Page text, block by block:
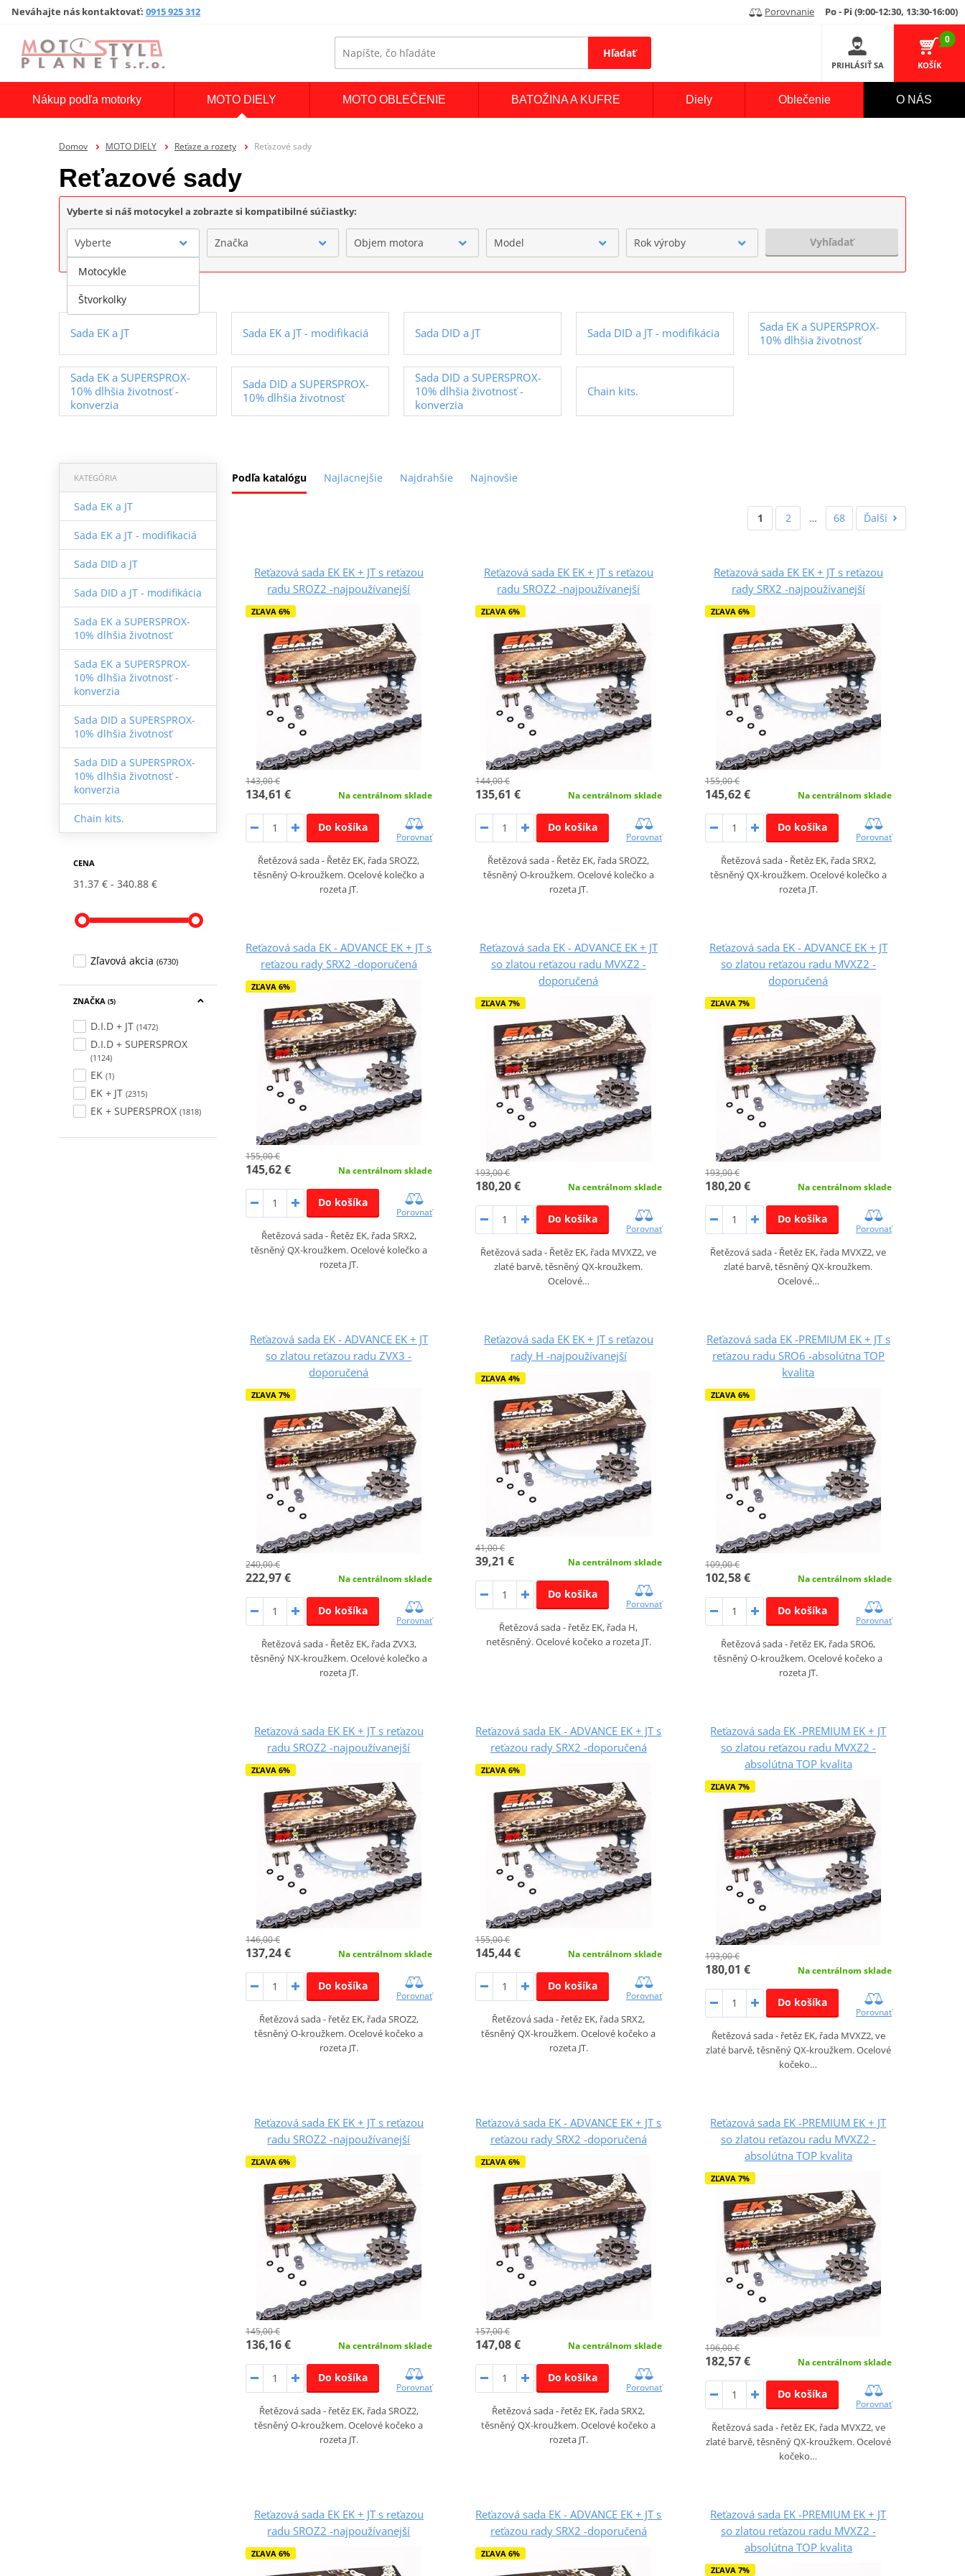
Neváhajte nás kontaktovať: 0915 925 312 Porovnanie Po - Pi (9:00-12:30, 13:30-16:00)
Hľadať
PRIHLÁSIŤ SA
0
KOŠÍK
Nákup podľa motorky MOTO DIELY MOTO OBLEČENIE BATOŽINA A KUFRE Diely Oblečenie O NÁS
Domov MOTO DIELY Reťaze a rozety Reťazové sady
Reťazové sady
Vyberte si náš motocykel a zobrazte si kompatibilné súčiastky:
Vyberte Značka Objem motora Model Rok výroby Vyhľadať
Sada EK a JT Sada EK a JT - modifikaciá Sada DID a JT Sada DID a JT - modifikácia
Sada EK a SUPERSPROX-
10% dlhšia životnosť
Sada EK a SUPERSPROX-
10% dlhšia životnosť -
konverzia
Sada DID a SUPERSPROX-
10% dlhšia životnosť
Sada DID a SUPERSPROX-
10% dlhšia životnosť -
konverzia
Chain kits.
Podľa katalógu Najlacnejšie Najdrahšie Najnovšie
KATEGÓRIA
Sada EK a JT
Sada EK a JT - modifikaciá
Sada DID a JT
Sada DID a JT - modifikácia
Sada EK a SUPERSPROX-
10% dlhšia životnosť
Sada EK a SUPERSPROX-
10% dlhšia životnosť -
konverzia
Sada DID a SUPERSPROX-
10% dlhšia životnosť
Sada DID a SUPERSPROX-
10% dlhšia životnosť -
konverzia
Chain kits.
CENA
31.37 € 340.88 €
Zľavová akcia (6730)
ZNAČKA (5)
D.I.D + JT (1472)
D.I.D + SUPERSPROX
(1124)
EK (1)
EK + JT (2315)
EK + SUPERSPROX (1818)
1 2 … 68 Ďalší
Reťazová sada EK EK + JT s reťazou
radu SROZ2 -najpoužívanejší
ZĽAVA 6%
143,00 €
134,61 € Na centrálnom sklade
Do košíka
Porovnať
Řetězová sada - Řetěz EK, řada SROZ2,
těsněný O-kroužkem. Ocelové kolečko a
rozeta JT.
Reťazová sada EK EK + JT s reťazou
radu SROZ2 -najpoužívanejší
ZĽAVA 6%
144,00 €
135,61 € Na centrálnom sklade
Do košíka
Porovnať
Řetězová sada - Řetěz EK, řada SROZ2,
těsněný O-kroužkem. Ocelové kolečko a
rozeta JT.
Reťazová sada EK EK + JT s reťazou
rady SRX2 -najpoužívanejší
ZĽAVA 6%
155,00 €
145,62 € Na centrálnom sklade
Do košíka
Porovnať
Řetězová sada - Řetěz EK, řada SRX2,
těsněný QX-kroužkem. Ocelové kolečko a
rozeta JT.
Reťazová sada EK - ADVANCE EK + JT s
reťazou rady SRX2 -doporučená
ZĽAVA 6%
155,00 €
145,62 € Na centrálnom sklade
Do košíka
Porovnať
Řetězová sada - Řetěz EK, řada SRX2,
těsněný QX-kroužkem. Ocelové kolečko a
rozeta JT.
Reťazová sada EK - ADVANCE EK + JT
so zlatou reťazou radu MVXZ2 -
doporučená
ZĽAVA 7%
193,00 €
180,20 € Na centrálnom sklade
Do košíka
Porovnať
Řetězová sada - Řetěz EK, řada MVXZ2, ve
zlaté barvě, těsněný QX-kroužkem.
Ocelové…
Reťazová sada EK - ADVANCE EK + JT
so zlatou reťazou radu MVXZ2 -
doporučená
ZĽAVA 7%
193,00 €
180,20 € Na centrálnom sklade
Do košíka
Porovnať
Řetězová sada - Řetěz EK, řada MVXZ2, ve
zlaté barvě, těsněný QX-kroužkem.
Ocelové…
Reťazová sada EK - ADVANCE EK + JT
so zlatou reťazou radu ZVX3 -
doporučená
ZĽAVA 7%
240,00 €
222,97 € Na centrálnom sklade
Do košíka
Porovnať
Řetězová sada - Řetěz EK, řada ZVX3,
těsněný NX-kroužkem. Ocelové kolečko a
rozeta JT.
Reťazová sada EK EK + JT s reťazou
rady H -najpoužívanejší
ZĽAVA 4%
41,00 €
39,21 € Na centrálnom sklade
Do košíka
Porovnať
Řetězová sada - řetěz EK, řada H,
netěsněný. Ocelové kočeko a rozeta JT.
Reťazová sada EK -PREMIUM EK + JT s
reťazou radu SRO6 -absolútna TOP
kvalita
ZĽAVA 6%
109,00 €
102,58 € Na centrálnom sklade
Do košíka
Porovnať
Řetězová sada - řetěz EK, řada SRO6,
těsněný O-kroužkem. Ocelové kočeko a
rozeta JT.
Reťazová sada EK EK + JT s reťazou
radu SROZ2 -najpoužívanejší
ZĽAVA 6%
146,00 €
137,24 € Na centrálnom sklade
Do košíka
Porovnať
Řetězová sada - řetěz EK, řada SROZ2,
těsněný O-kroužkem. Ocelové kočeko a
rozeta JT.
Reťazová sada EK - ADVANCE EK + JT s
reťazou rady SRX2 -doporučená
ZĽAVA 6%
155,00 €
145,44 € Na centrálnom sklade
Do košíka
Porovnať
Řetězová sada - řetěz EK, řada SRX2,
těsněný QX-kroužkem. Ocelové kočeko a
rozeta JT.
Reťazová sada EK -PREMIUM EK + JT
so zlatou reťazou radu MVXZ2 -
absolútna TOP kvalita
ZĽAVA 7%
193,00 €
180,01 € Na centrálnom sklade
Do košíka
Porovnať
Řetězová sada - řetěz EK, řada MVXZ2, ve
zlaté barvě, těsněný QX-kroužkem. Ocelové
kočeko…
Reťazová sada EK EK + JT s reťazou
radu SROZ2 -najpoužívanejší
ZĽAVA 6%
145,00 €
136,16 € Na centrálnom sklade
Do košíka
Porovnať
Řetězová sada - řetěz EK, řada SROZ2,
těsněný O-kroužkem. Ocelové kočeko a
rozeta JT.
Reťazová sada EK - ADVANCE EK + JT s
reťazou rady SRX2 -doporučená
ZĽAVA 6%
157,00 €
147,08 € Na centrálnom sklade
Do košíka
Porovnať
Řetězová sada - řetěz EK, řada SRX2,
těsněný QX-kroužkem. Ocelové kočeko a
rozeta JT.
Reťazová sada EK -PREMIUM EK + JT
so zlatou reťazou radu MVXZ2 -
absolútna TOP kvalita
ZĽAVA 7%
196,00 €
182,57 € Na centrálnom sklade
Do košíka
Porovnať
Řetězová sada - řetěz EK, řada MVXZ2, ve
zlaté barvě, těsněný QX-kroužkem. Ocelové
kočeko…
Reťazová sada EK EK + JT s reťazou
radu SROZ2 -najpoužívanejší
ZĽAVA 6%
Reťazová sada EK - ADVANCE EK + JT s
reťazou rady SRX2 -doporučená
ZĽAVA 6%
Reťazová sada EK -PREMIUM EK + JT
so zlatou reťazou radu MVXZ2 -
absolútna TOP kvalita
ZĽAVA 7%
Motocykle
Štvorkolky